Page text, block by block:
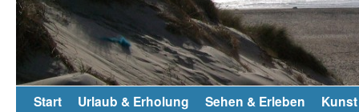
Start Urlaub & Erholung Sehen & Erleben